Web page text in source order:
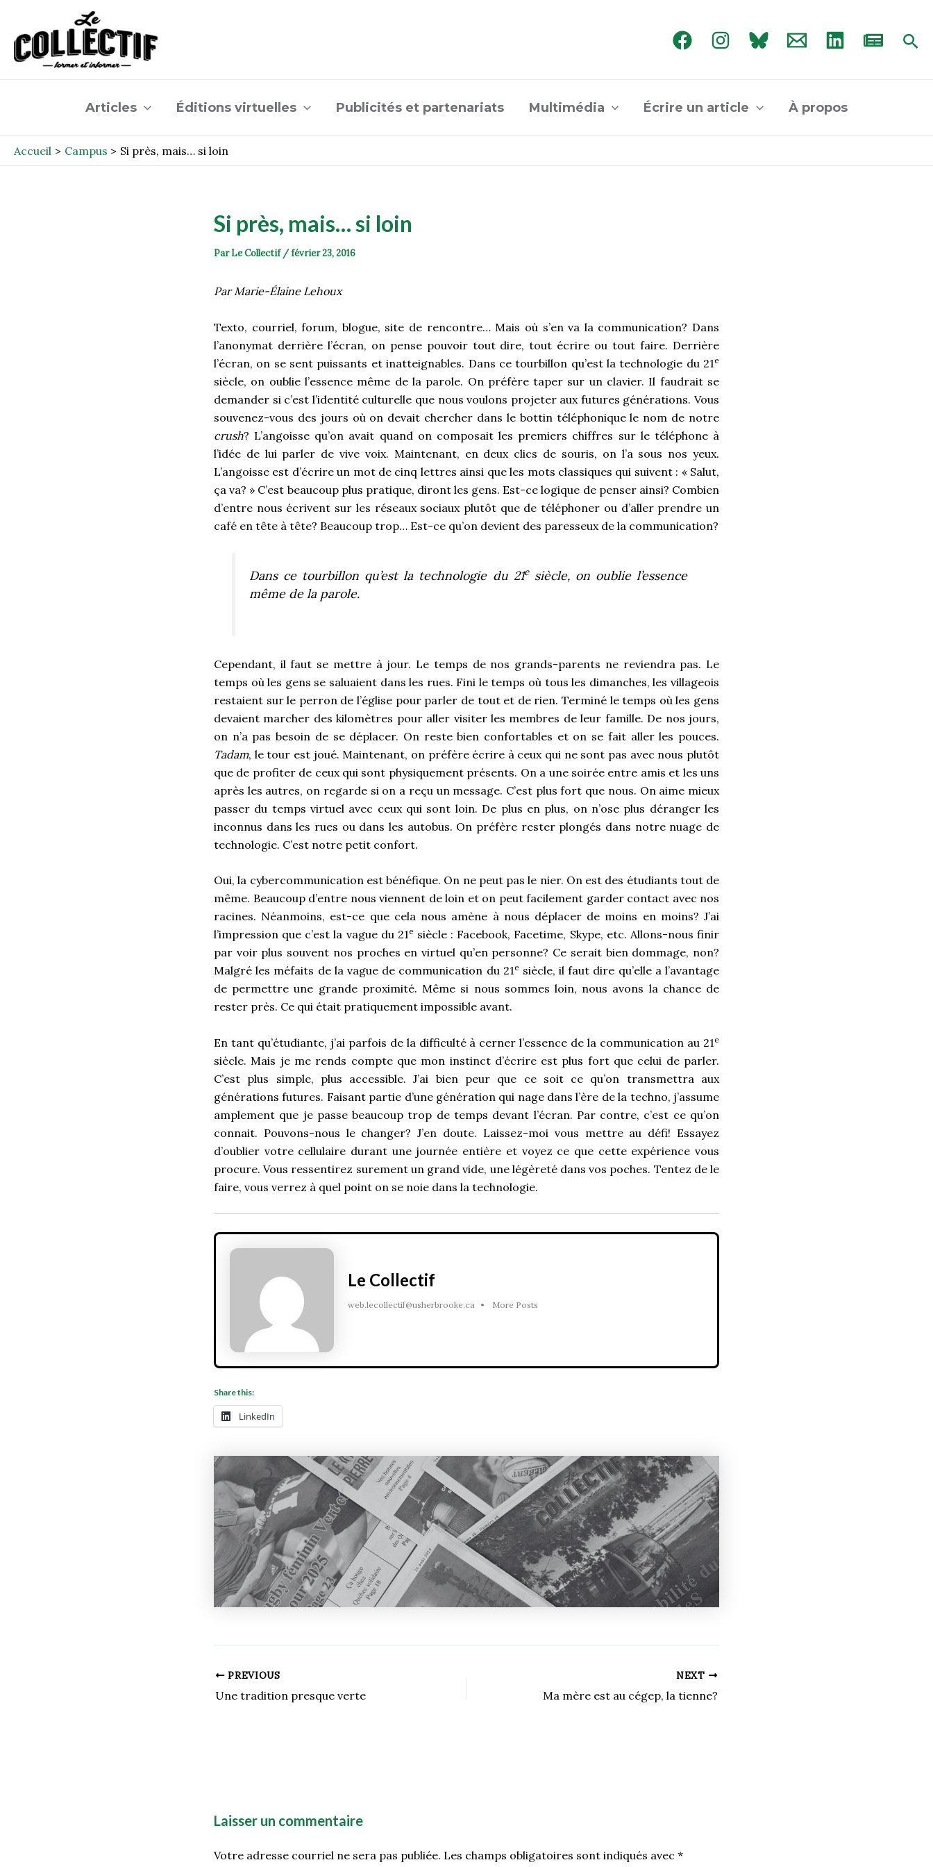
contenu
Articles Éditions virtuelles Publicités et partenariats Multimédia Écrire un article À propos
Accueil Campus Si près, mais… si loin
Si près, mais… si loin
ParLe Collectif /février 23, 2016
Par Marie-Élaine Lehoux
Texto, courriel, forum, blogue, site de rencontre… Mais où s’en va la communication? Dans
l’anonymat derrière l’écran, on pense pouvoir tout dire, tout écrire ou tout faire. Derrière
l’écran, on se sent puissants et inatteignables. Dans ce tourbillon qu’est la technologie du 21e
siècle, on oublie l’essence même de la parole. On préfère taper sur un clavier. Il faudrait se
demander si c’est l’identité culturelle que nous voulons projeter aux futures générations. Vous
souvenez-vous des jours où on devait chercher dans le bottin téléphonique le nom de notre
crush? L’angoisse qu’on avait quand on composait les premiers chiffres sur le téléphone à
l’idée de lui parler de vive voix. Maintenant, en deux clics de souris, on l’a sous nos yeux.
L’angoisse est d’écrire un mot de cinq lettres ainsi que les mots classiques qui suivent : « Salut,
ça va? » C’est beaucoup plus pratique, diront les gens. Est-ce logique de penser ainsi? Combien
d’entre nous écrivent sur les réseaux sociaux plutôt que de téléphoner ou d’aller prendre un
café en tête à tête? Beaucoup trop… Est-ce qu’on devient des paresseux de la communication?
Dans ce tourbillon qu’est la technologie du 21esiècle, on oublie l’essence
même de la parole.
Cependant, il faut se mettre à jour. Le temps de nos grands-parents ne reviendra pas. Le
temps où les gens se saluaient dans les rues. Fini le temps où tous les dimanches, les villageois
restaient sur le perron de l’église pour parler de tout et de rien. Terminé le temps où les gens
devaient marcher des kilomètres pour aller visiter les membres de leur famille. De nos jours,
on n’a pas besoin de se déplacer. On reste bien confortables et on se fait aller les pouces.
Tadam, le tour est joué. Maintenant, on préfère écrire à ceux qui ne sont pas avec nous plutôt
que de profiter de ceux qui sont physiquement présents. On a une soirée entre amis et les uns
après les autres, on regarde si on a reçu un message. C’est plus fort que nous. On aime mieux
passer du temps virtuel avec ceux qui sont loin. De plus en plus, on n’ose plus déranger les
inconnus dans les rues ou dans les autobus. On préfère rester plongés dans notre nuage de
technologie. C’est notre petit confort.
Oui, la cybercommunication est bénéfique. On ne peut pas le nier. On est des étudiants tout de
même. Beaucoup d’entre nous viennent de loin et on peut facilement garder contact avec nos
racines. Néanmoins, est-ce que cela nous amène à nous déplacer de moins en moins? J’ai
l’impression que c’est la vague du 21esiècle : Facebook, Facetime, Skype, etc. Allons-nous finir
par voir plus souvent nos proches en virtuel qu’en personne? Ce serait bien dommage, non?
Malgré les méfaits de la vague de communication du 21esiècle, il faut dire qu’elle a l’avantage
de permettre une grande proximité. Même si nous sommes loin, nous avons la chance de
rester près. Ce qui était pratiquement impossible avant.
En tant qu’étudiante, j’ai parfois de la difficulté à cerner l’essence de la communication au 21e
siècle. Mais je me rends compte que mon instinct d’écrire est plus fort que celui de parler.
C’est plus simple, plus accessible. J’ai bien peur que ce soit ce qu’on transmettra aux
générations futures. Faisant partie d’une génération qui nage dans l’ère de la techno, j’assume
amplement que je passe beaucoup trop de temps devant l’écran. Par contre, c’est ce qu’on
connait. Pouvons-nous le changer? J’en doute. Laissez-moi vous mettre au défi! Essayez
d’oublier votre cellulaire durant une journée entière et voyez ce que cette expérience vous
procure. Vous ressentirez surement un grand vide, une légèreté dans vos poches. Tentez de le
faire, vous verrez à quel point on se noie dans la technologie.
Le Collectif
web.lecollectif@usherbrooke.ca • More Posts
Share this:
LinkedIn
PREVIOUS
Une tradition presque verte
NEXT
Ma mère est au cégep, la tienne?
Laisser un commentaire
Votre adresse courriel ne sera pas publiée. Les champs obligatoires sont indiqués avec *